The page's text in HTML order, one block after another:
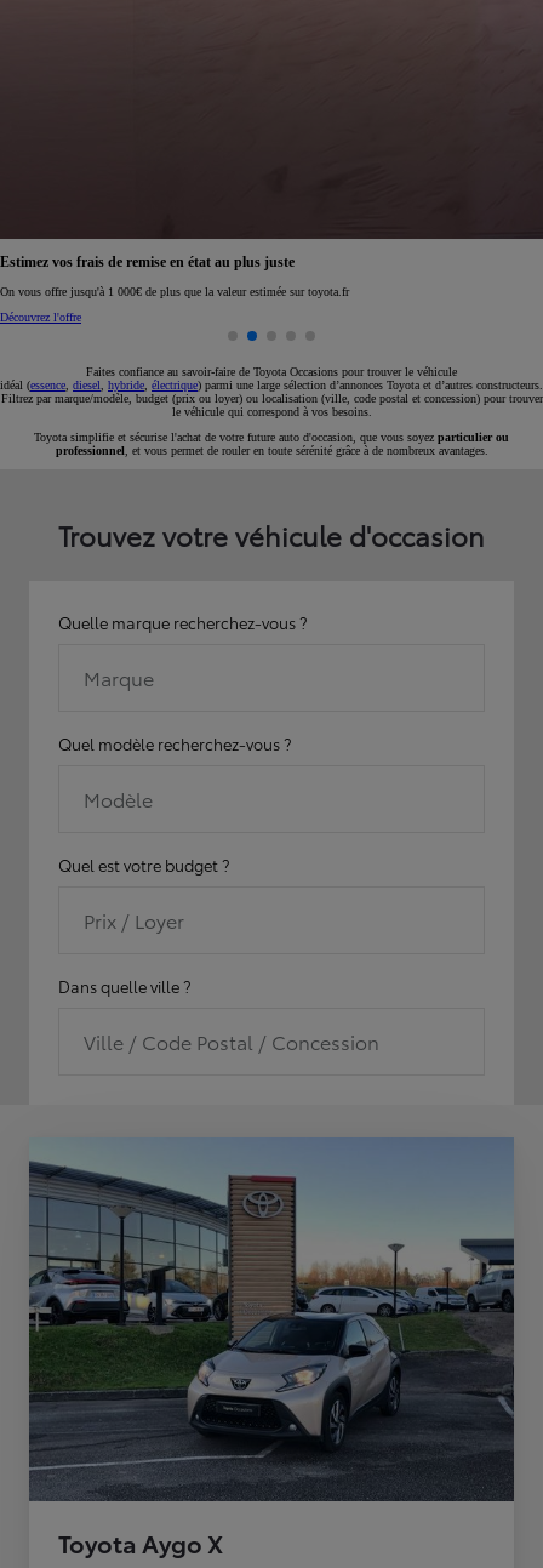
Réservez en ligne votre occasion pour 1€ seulement
Réservez en ligne
Faites confiance au savoir-faire de Toyota Occasions pour trouver le véhicule
idéal (essence diesel hybride électrique) parmi une large sélection d’annonces Toyota et d’autres constructeurs.
Filtrez par marque/modèle, budget (prix ou loyer) ou localisation (ville, code postal et concession) pour trouver
le véhicule qui correspond à vos besoins.
Toyota simplifie et sécurise l'achat de votre future auto d'occasion, que vous soyez particulier ou
professionnel , et vous permet de rouler en toute sérénité grâce à de nombreux avantages.
Trouvez votre véhicule d'occasion
Quelle marque recherchez-vous ?
Marque
Quel modèle recherchez-vous ?
Modèle
Quel est votre budget ?
Prix / Loyer
Dans quelle ville ?
Ville / Code Postal / Concession
Toyota Aygo X